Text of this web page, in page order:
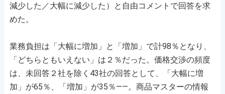
減少した／大幅に減少した）と自由コメントで回答を求
めた。
業務負担は「大幅に増加」と「増加」で計98％となり、
「どちらともいえない」は２％だった。価格交渉の頻度
は、未回答２社を除く43社の回答として、「大幅に増
加」が65％、「増加」が35％――。商品マスターの情報